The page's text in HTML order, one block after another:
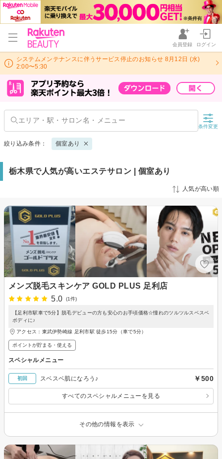
会員登録 ログイン
システムメンテナンスに伴うサービス停止のお知らせ 8月12日 (水)
2:00〜5:30
条件変更
絞り込み条件： 個室あり
栃木県で人気が高いエステサロン | 個室あり
人気が高い順
メンズ脱毛スキンケア GOLD PLUS 足利店
5.0
(1件)
【足利市駅車で5分】脱毛デビューの方も安心のお手頃価格☆憧れのツルツルスベスベ
ボディに♪
アクセス：東武伊勢崎線 足利市駅 徒歩15分（車で5分）
ポイントが貯まる・使える
スペシャルメニュー
初回 スベスベ肌になろう♪ ￥500
すべてのスペシャルメニューを見る
その他の情報を表示